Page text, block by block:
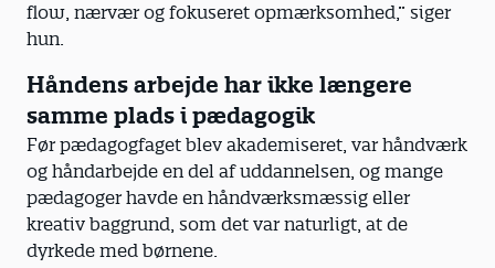
flow, nærvær og fokuseret opmærksomhed,” siger
hun.
Håndens arbejde har ikke længere
samme plads i pædagogik
Før pædagogfaget blev akademiseret, var håndværk
og håndarbejde en del af uddannelsen, og mange
pædagoger havde en håndværksmæssig eller
kreativ baggrund, som det var naturligt, at de
dyrkede med børnene.